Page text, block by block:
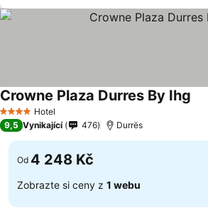
4 Počet hvězdiček
Hotel
Crowne Plaza Durres By Ihg
9,5 Vynikající 476 Durrës
Od 4 248 Kč
Zobrazte si ceny z 1 webu